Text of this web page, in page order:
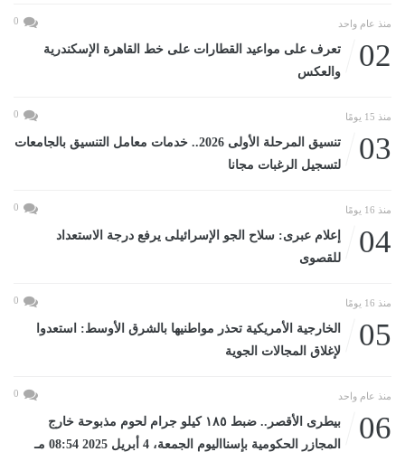
منذ عام واحد 0
02
تعرف على مواعيد القطارات على خط القاهرة الإسكندرية
والعكس
منذ 15 يومًا 0
03
تنسيق المرحلة الأولى 2026.. خدمات معامل التنسيق بالجامعات
لتسجيل الرغبات مجانا
منذ 16 يومًا 0
04
إعلام عبرى: سلاح الجو الإسرائيلى يرفع درجة الاستعداد
للقصوى
منذ 16 يومًا 0
05
الخارجية الأمريكية تحذر مواطنيها بالشرق الأوسط: استعدوا
لإغلاق المجالات الجوية
منذ عام واحد 0
06
بيطرى الأقصر.. ضبط ١٨٥ كيلو جرام لحوم مذبوحة خارج
المجازر الحكومية بإسنااليوم الجمعة، 4 أبريل 2025 08:54 مـ